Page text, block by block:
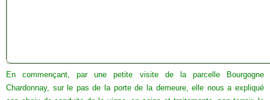
En commençant, par une petite visite de la parcelle Bourgogne
Chardonnay, sur le pas de la porte de la demeure, elle nous a expliqué